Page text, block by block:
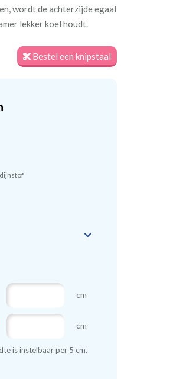
wordt de achterzijde egaal
lekker koel houdt.
Bestel een knipstaal
cm
cm
is instelbaar per 5 cm.